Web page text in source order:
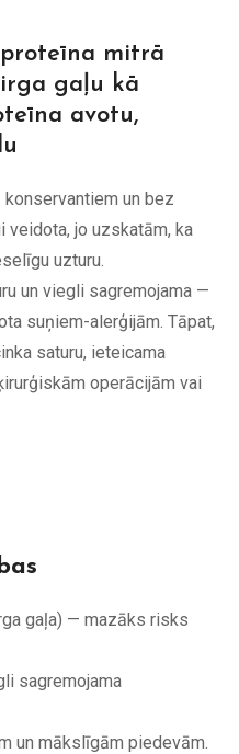
mitrā
gaļu kā
avotu,
un bez
jo uzskatām, ka
uzturu.
un viegli sagremojama —
suņiem-alerģijām. Tāpat,
saturu, ieteicama
operācijām vai
gaļa) — mazāks risks
sagremojama
un mākslīgām piedevām.